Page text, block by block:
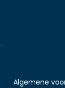
Algemene